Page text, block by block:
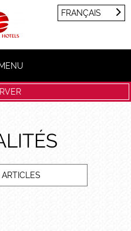
FRANÇAIS